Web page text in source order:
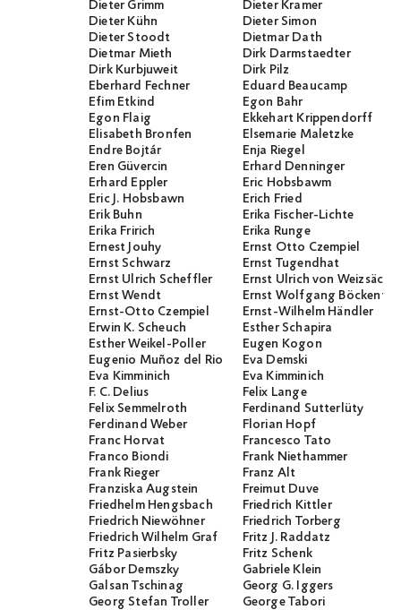
Dieter Grimm
Dieter Kramer
Dieter Kühn
Dieter Simon
Dieter Stoodt
Dietmar Dath
Dietmar Mieth
Dirk Darmstaedter
Dirk Kurbjuweit
Dirk Pilz
Eberhard Fechner
Eduard Beaucamp
Efim Etkind
Egon Bahr
Egon Flaig
Ekkehart Krippendorff
Elisabeth Bronfen
Elsemarie Maletzke
Endre Bojtár
Enja Riegel
Eren Güvercin
Erhard Denninger
Erhard Eppler
Eric Hobsbawm
Eric J. Hobsbawn
Erich Fried
Erik Buhn
Erika Fischer-Lichte
Erika Fririch
Erika Runge
Ernest Jouhy
Ernst Otto Czempiel
Ernst Schwarz
Ernst Tugendhat
Ernst Ulrich Scheffler
Ernst Ulrich von Weizsäcker
Ernst Wendt
Ernst Wolfgang
Ernst-Otto Czempiel
Ernst-Wilhelm Händler
Erwin K. Scheuch
Esther Schapira
Esther Weikel-Poller
Eugen Kogon
Eugenio Muñoz del Rio
Eva Demski
Eva Kimminich
Eva Kimminich
F. C. Delius
Felix Lange
Felix Semmelroth
Ferdinand Sutterlüty
Ferdinand Weber
Florian Hopf
Franc Horvat
Francesco Tato
Franco Biondi
Frank Niethammer
Frank Rieger
Franz Alt
Franziska Augstein
Freimut Duve
Friedhelm Hengsbach
Friedrich Kittler
Friedrich Niewöhner
Friedrich Torberg
Friedrich Wilhelm Graf
Fritz J. Raddatz
Fritz Pasierbsky
Fritz Schenk
Gábor Demszky
Gabriele Klein
Galsan Tschinag
Georg G. Iggers
Georg Stefan Troller
George Tabori